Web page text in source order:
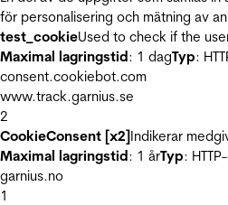
för personalisering och mätning av
test_cookieUsed to check if the
Maximal lagringstid: 1 dagTyp:
consent.cookiebot.com
www.track.garnius.se
2
CookieConsent [x2]Indikerar
Maximal lagringstid: 1 årTyp:
garnius.no
1